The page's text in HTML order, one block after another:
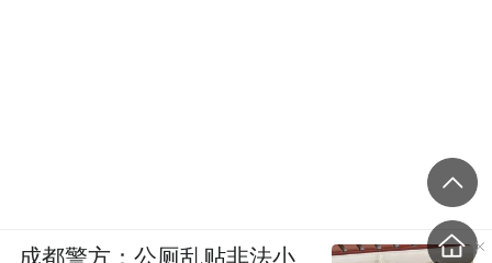
成都警方：公厕乱贴非法小